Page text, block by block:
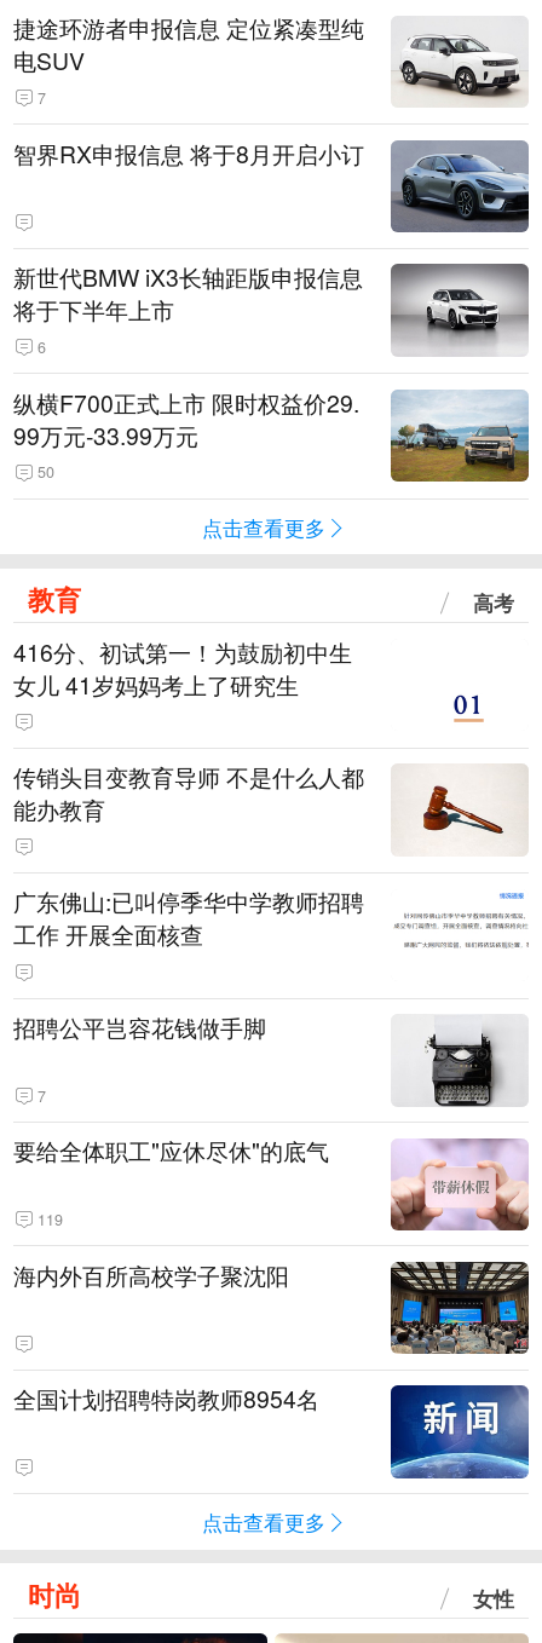
捷途环游者申报信息 定位紧凑型纯
电SUV
7
智界RX申报信息 将于8月开启小订
新世代BMW iX3长轴距版申报信息
将于下半年上市
6
纵横F700正式上市 限时权益价29.
99万元-33.99万元
50
点击查看更多
教育 高考
416分、初试第一！为鼓励初中生
女儿 41岁妈妈考上了研究生
传销头目变教育导师 不是什么人都
能办教育
广东佛山:已叫停季华中学教师招聘
工作 开展全面核查
招聘公平岂容花钱做手脚
7
要给全体职工"应休尽休"的底气
119
海内外百所高校学子聚沈阳
全国计划招聘特岗教师8954名
点击查看更多
时尚 女性